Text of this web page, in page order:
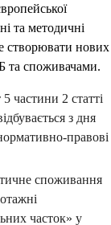
та методичні
створювати нових
та споживачами.
частини 2 статті
з дня
правові
споживання
часток» у